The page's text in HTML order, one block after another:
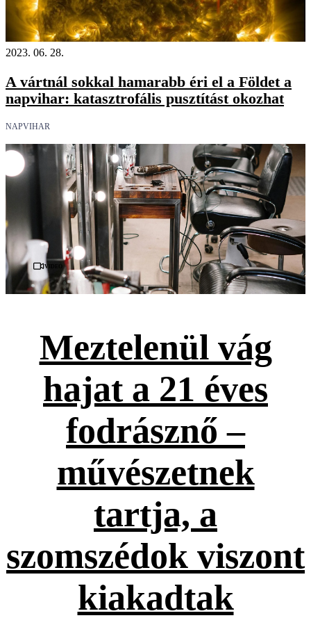
2023. 06. 28.
A vártnál sokkal hamarabb éri el a Földet a
napvihar: katasztrofális pusztítást okozhat
NAPVIHAR
Videó
Meztelenül vág
hajat a 21 éves
fodrásznő –
művészetnek
tartja, a
szomszédok viszont
kiakadtak